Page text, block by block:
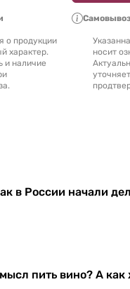
о продукции
характер.
и наличие
носит
в России начали
пить вино? А как